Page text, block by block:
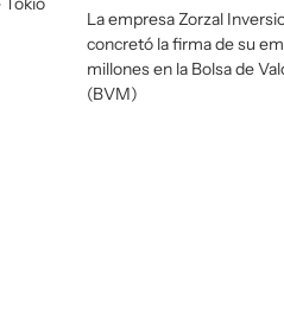
La empresa Zorzal
concretó la firma de su
millones en la Bolsa de
(BVM)